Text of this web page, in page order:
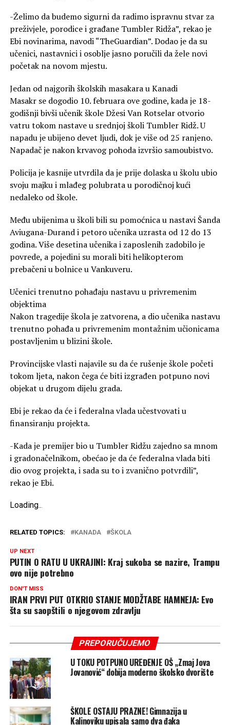
-Želimo da budemo sigurni da radimo ispravnu stvar za
preživjele, porodice i građane Tumbler Ridža”, rekao je
Ebi novinarima, navodi “TheGuardian”. Dodao je da su
učenici, nastavnici i osoblje jasno poručili da žele novi
početak na novom mjestu.
Jedan od najgorih školskih masakara u Kanadi
Masakr se dogodio 10. februara ove godine, kada je 18-
godišnji bivši učenik škole Džesi Van Rotselar otvorio
vatru tokom nastave u srednjoj školi Tumbler Ridž. U
napadu je ubijeno devet ljudi, dok je više od 25 ranjeno.
Napadač je nakon krvavog pohoda izvršio samoubistvo.
Policija je kasnije utvrdila da je prije dolaska u školu ubio
svoju majku i mlađeg polubrata u porodičnoj kući
nedaleko od škole.
Među ubijenima u školi bili su pomoćnica u nastavi Šanda
Aviugana-Durand i petoro učenika uzrasta od 12 do 13
godina. Više desetina učenika i zaposlenih zadobilo je
povrede, a pojedini su morali biti helikopterom
prebačeni u bolnice u Vankuveru.
Učenici trenutno pohađaju nastavu u privremenim
objektima
Nakon tragedije škola je zatvorena, a dio učenika nastavu
trenutno pohađa u privremenim montažnim učionicama
postavljenim u blizini škole.
Provincijske vlasti najavile su da će rušenje škole početi
tokom ljeta, nakon čega će biti izgrađen potpuno novi
objekat u drugom dijelu grada.
Ebi je rekao da će i federalna vlada učestvovati u
finansiranju projekta.
-Kada je premijer bio u Tumbler Ridžu zajedno sa mnom
i gradonačelnikom, obećao je da će federalna vlada biti
dio ovog projekta, i sada su to i zvanično potvrdili”,
rekao je Ebi.
Loading..
RELATED TOPICS: KANADA ŠKOLA
UP NEXT
PUTIN O RATU U UKRAJINI: Kraj sukoba se nazire, Trampu
ovo nije potrebno
DON'T MISS
IRAN PRVI PUT OTKRIO STANJE MODŽTABE HAMNEJA: Evo
šta su saopštili o njegovom zdravlju
PREPORUČUJEMO
U TOKU POTPUNO UREĐENJE OŠ „Zmaj Jova
Jovanović“ dobija moderno školsko dvorište
ŠKOLE OSTAJU PRAZNE! Gimnazija u
Kalinoviku upisala samo dva đaka